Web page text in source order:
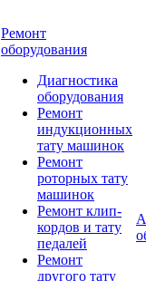
Ремонт
оборудования
Диагностика
оборудования
Ремонт
индукционных
тату машинок
Ремонт
роторных тату
машинок
Ремонт клип-
кордов и тату
педалей
Ремонт
другого тату